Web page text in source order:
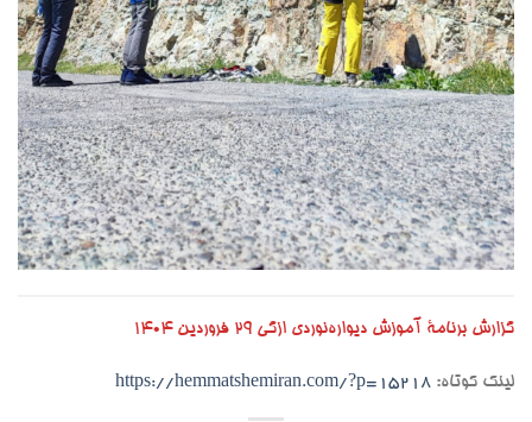
گزارش برنامۀ آموزش دیواره‌نوردی ازگی ۲۹ فروردین ۱۴۰۴
لینک کوتاه: https://hemmatshemiran.com/?p=15218